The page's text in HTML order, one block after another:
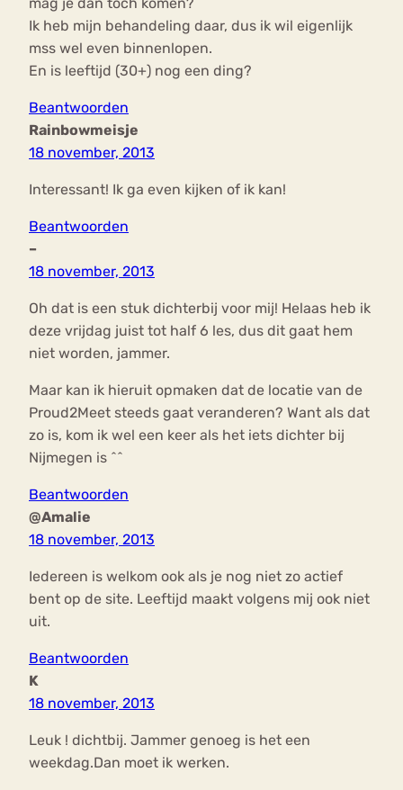
Ik heb mijn behandeling daar, dus ik wil eigenlijk
mss wel even binnenlopen.
En is leeftijd (30+) nog een ding?
Beantwoorden
Rainbowmeisje
18 november, 2013
Interessant! Ik ga even kijken of ik kan!
Beantwoorden
–
18 november, 2013
Oh dat is een stuk dichterbij voor mij! Helaas heb ik
deze vrijdag juist tot half 6 les, dus dit gaat hem
niet worden, jammer.
Maar kan ik hieruit opmaken dat de locatie van de
Proud2Meet steeds gaat veranderen? Want als dat
zo is, kom ik wel een keer als het iets dichter bij
Nijmegen is ^^
Beantwoorden
@Amalie
18 november, 2013
Iedereen is welkom ook als je nog niet zo actief
bent op de site. Leeftijd maakt volgens mij ook niet
uit.
Beantwoorden
K
18 november, 2013
Leuk ! dichtbij. Jammer genoeg is het een
weekdag.Dan moet ik werken.